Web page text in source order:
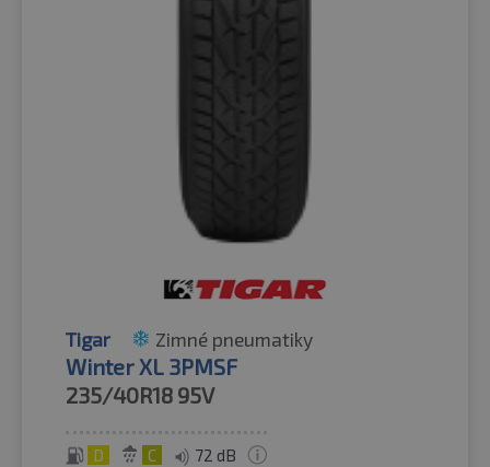
Tigar Zimné pneumatiky
Winter XL 3PMSF
235/40R18 95V
D C 72 dB